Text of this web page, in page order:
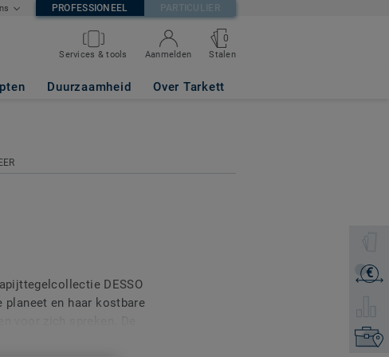
PROFESSIONEEL PARTICULIER
Services & tools Aanmelden
0
Stalen
Duurzaamheid Over Tarkett
€
Zoek
DESSO
planeet en haar kostbare
ongetemde indruk en helpt